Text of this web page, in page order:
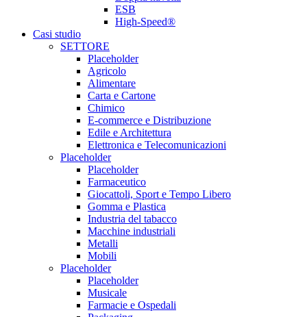
ESB
High-Speed®
Casi studio
SETTORE
Placeholder
Agricolo
Alimentare
Carta e Cartone
Chimico
E-commerce e Distribuzione
Edile e Architettura
Elettronica e Telecomunicazioni
Placeholder
Placeholder
Farmaceutico
Giocattoli, Sport e Tempo Libero
Gomma e Plastica
Industria del tabacco
Macchine industriali
Metalli
Mobili
Placeholder
Placeholder
Musicale
Farmacie e Ospedali